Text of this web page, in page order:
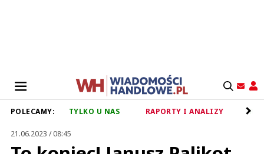
POLECAMY: TYLKO U NAS RAPORTY I ANALIZY
21.06.2023 / 08:45